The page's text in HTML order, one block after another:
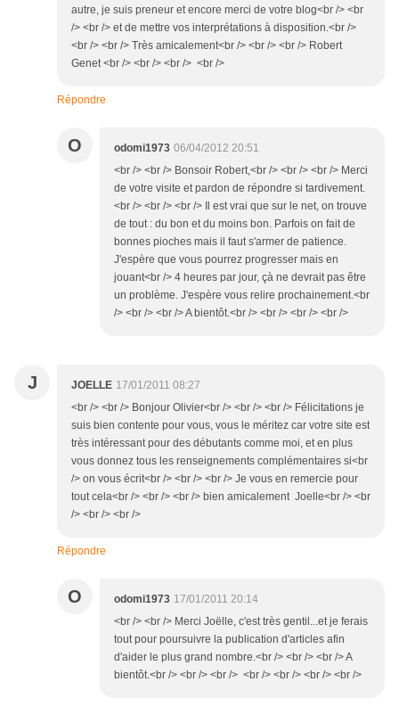
autre, je suis preneur et encore merci de votre blog<br /> <br
/> <br /> et de mettre vos interprétations à disposition.<br />
<br /> <br /> Très amicalement<br /> <br /> <br /> Robert
Genet <br /> <br /> <br /> <br />
Répondre
O odomi1973 06/04/2012 20:51
<br /> <br /> Bonsoir Robert,<br /> <br /> <br /> Merci
de votre visite et pardon de répondre si tardivement.
<br /> <br /> <br /> Il est vrai que sur le net, on trouve
de tout : du bon et du moins bon. Parfois on fait de
bonnes pioches mais il faut s'armer de patience.
J'espère que vous pourrez progresser mais en
jouant<br /> 4 heures par jour, çà ne devrait pas être
un problème. J'espère vous relire prochainement.<br
/> <br /> <br /> A bientôt.<br /> <br /> <br /> <br />
J JOELLE 17/01/2011 08:27
<br /> <br /> Bonjour Olivier<br /> <br /> <br /> Félicitations je
suis bien contente pour vous, vous le méritez car votre site est
très intéressant pour des débutants comme moi, et en plus
vous donnez tous les renseignements complémentaires si<br
/> on vous écrit<br /> <br /> <br /> Je vous en remercie pour
tout cela<br /> <br /> <br /> bien amicalement Joelle<br /> <br
/> <br /> <br />
Répondre
O odomi1973 17/01/2011 20:14
<br /> <br /> Merci Joëlle, c'est très gentil...et je ferais
tout pour poursuivre la publication d'articles afin
d'aider le plus grand nombre.<br /> <br /> <br /> A
bientôt.<br /> <br /> <br /> <br /> <br /> <br /> <br />